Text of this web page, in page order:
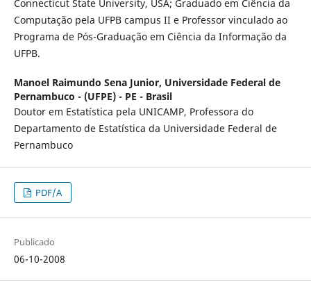
Connecticut State University, USA; Graduado em Ciência da
Computação pela UFPB campus II e Professor vinculado ao
Programa de Pós-Graduação em Ciência da Informação da
UFPB.
Manoel Raimundo Sena Junior, Universidade Federal de
Pernambuco - (UFPE) - PE - Brasil
Doutor em Estatística pela UNICAMP, Professora do
Departamento de Estatística da Universidade Federal de
Pernambuco
PDF/A
Publicado
06-10-2008